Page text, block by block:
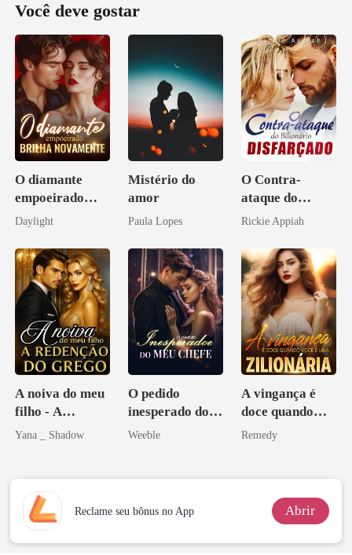
Você deve gostar
O diamante
empoeirado
brilha
Daylight
Mistério do
amor
Paula Lopes
O Contra-
ataque do
Bilionário
Rickie Appiah
A noiva do meu
filho - A
Redenção do
Yana _ Shadow
O pedido
inesperado do
meu chefe
Weeble
A vingança é
doce quando
você é uma
Remedy
Reclame seu bônus no App Abrir